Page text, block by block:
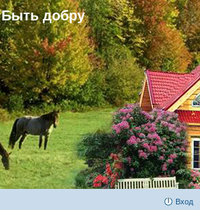
Быть добру
Вход